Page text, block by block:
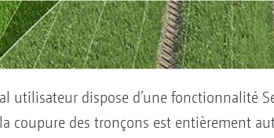
utilisateur dispose d’une fonctionnalité
coupure des tronçons est entièrement